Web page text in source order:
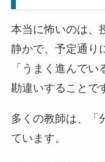
本当に怖いのは、
静かで、予定通り
「うまく進んでい
勘違いすることで
多くの教師は、「
ています。